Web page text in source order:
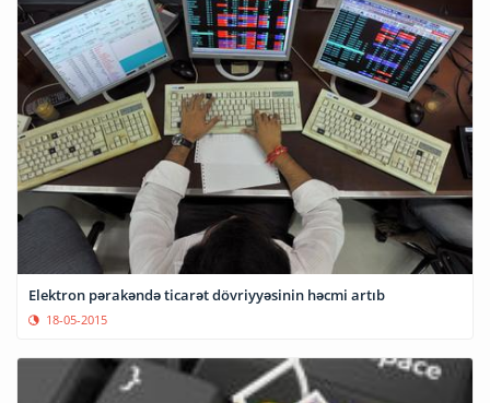
Elektron pərakəndə ticarət dövriyyəsinin həcmi artıb
18-05-2015